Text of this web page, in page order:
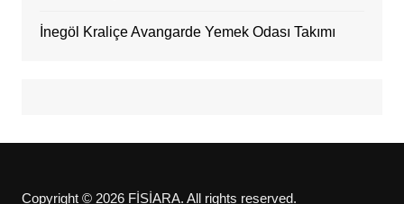
İnegöl Kraliçe Avangarde Yemek Odası Takımı
Copyright © 2026 FİSİARA. All rights reserved.